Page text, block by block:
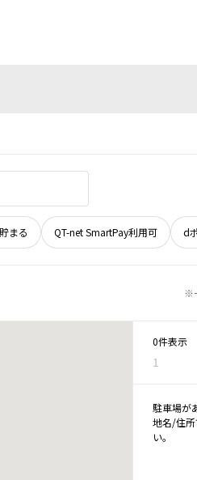
まる QT-net SmartPay利用可 d
※
0件表示
1
駐車場が
地名/住
い。